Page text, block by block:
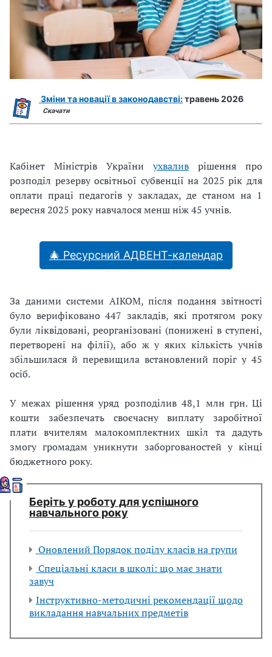
Зміни та новації в законодавстві:травень 2026
Скачати
Кабінет Міністрів України ухвалив рішення про
розподіл резерву освітньої субвенції на 2025 рік для
оплати праці педагогів у закладах, де станом на 1
вересня 2025 року навчалося менш ніж 45 учнів.
🎄 Ресурсний АДВЕНТ-календар
За даними системи АІКОМ, після подання звітності
було верифіковано 447 закладів, які протягом року
були ліквідовані, реорганізовані (понижені в ступені,
перетворені на філії), або ж у яких кількість учнів
збільшилася й перевищила встановлений поріг у 45
осіб.
У межах рішення уряд розподілив 48,1 млн грн. Ці
кошти забезпечать своєчасну виплату заробітної
плати вчителям малокомплектних шкіл та дадуть
змогу громадам уникнути заборгованостей у кінці
бюджетного року.
Беріть у роботу для успішного
навчального року
Оновлений Порядок поділу класів на групи
Спеціальні класи в школі: що має знати
завуч
Інструктивно-методичні рекомендації щодо
викладання навчальних предметів